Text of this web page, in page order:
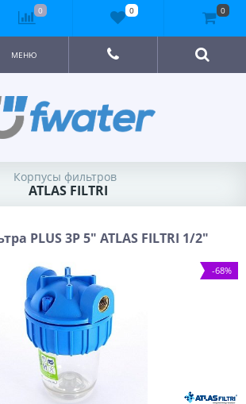
МЕНЮ
Корпусы фильтров
ATLAS FILTRI
PLUS 3P 5" ATLAS FILTRI 1/2"
-68%
0 0 0